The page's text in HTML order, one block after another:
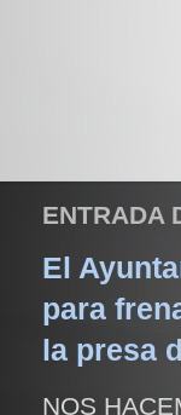
ENTRADA
El
para
la presa
NOS